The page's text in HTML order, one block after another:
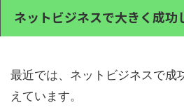
ネットビジネスで大きく成功
最近では、ネットビジネスで成
えています。